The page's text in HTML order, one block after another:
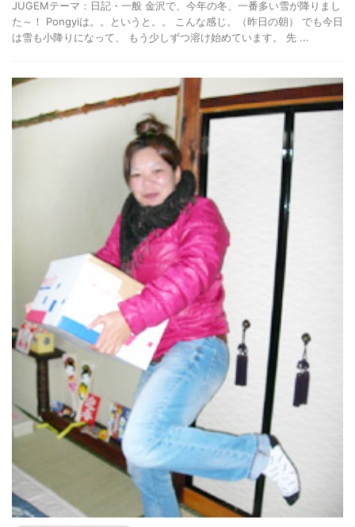
JUGEMテーマ：日記・一般 金沢で、今年の冬、一番多い雪が降りまし
た～！ Pongyiは。。というと。。 こんな感じ。（昨日の朝） でも今日
は雪も小降りになって、 もう少しずつ溶け始めています。 先 ...